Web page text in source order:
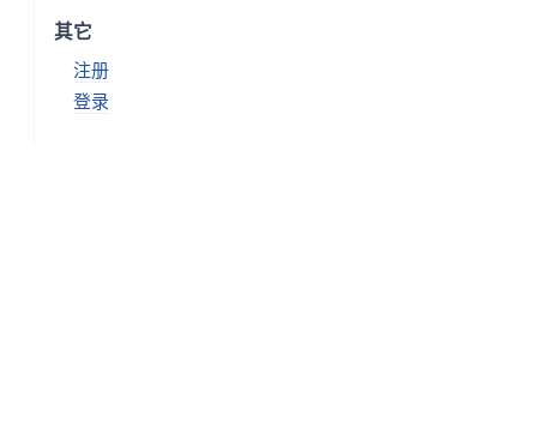
其它
注册
登录